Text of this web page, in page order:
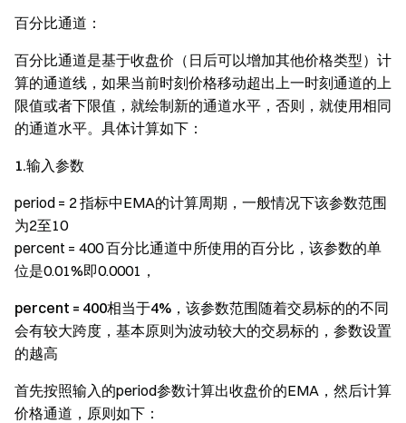
百分比通道：
百分比通道是基于收盘价（日后可以增加其他价格类型）计
算的通道线，如果当前时刻价格移动超出上一时刻通道的上
限值或者下限值，就绘制新的通道水平，否则，就使用相同
的通道水平。具体计算如下：
1.输入参数
period = 2 指标中EMA的计算周期，一般情况下该参数范围
为2至10
percent = 400 百分比通道中所使用的百分比，该参数的单
位是0.01%即0.0001，
percent = 400相当于4%，该参数范围随着交易标的的不同
会有较大跨度，基本原则为波动较大的交易标的，参数设置
的越高
首先按照输入的period参数计算出收盘价的EMA，然后计算
价格通道，原则如下：